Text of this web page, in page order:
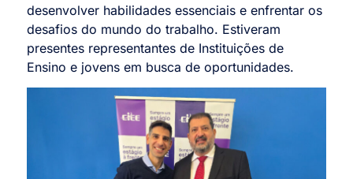
desenvolver habilidades essenciais e enfrentar os
desafios do mundo do trabalho. Estiveram
presentes representantes de Instituições de
Ensino e jovens em busca de oportunidades.